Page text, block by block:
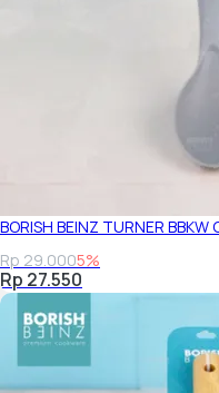
BORISH BEINZ TURNER BBKW
Rp 29.0005%
Rp 27.550